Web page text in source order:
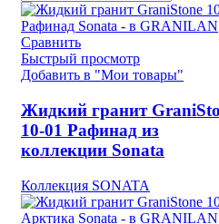
Сравнить
Быстрый просмотр
Добавить в "Мои товары"
Жидкий гранит
10-01 Рафинад из
коллекции Sonata
Коллекция SONATA